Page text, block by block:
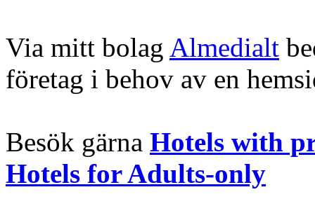
Via mitt bolag Almedialt
företag i behov av en
Besök gärna Hotels with
Hotels for Adults-only